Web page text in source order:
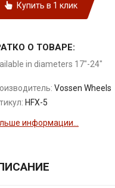
Купить в 1 клик
О ТОВАРЕ:
in diameters 17"-24"
Vossen Wheels
HFX-5
информации...